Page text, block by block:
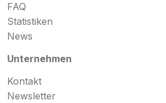
FAQ
Statistiken
News
Unternehmen
Kontakt
Newsletter